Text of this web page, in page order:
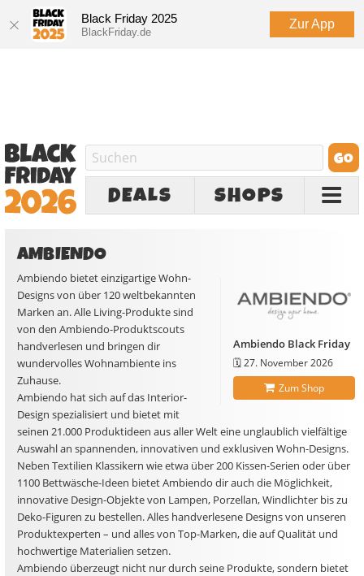
Black Friday 2025
BlackFriday.de
Zur App
DEALS SHOPS
AMBIENDO
Ambiendo Black Friday
🗓️27. November 2026
Zum Shop
Ambiendo bietet einzigartige Wohn-
Designs von über 120 weltbekannten
Marken an. Alle Living-Produkte sind
von den Ambiendo-Produktscouts
handverlesen und bringen dir
wundervolles Wohnambiente ins
Zuhause.
Ambiendo hat sich auf das Interior-
Design spezialisiert und bietet mit
seinen 21.000 Produktideen aus aller Welt eine unglaublich vielfältige
Auswahl an spannenden, innovativen und exklusiven Wohn-Designs.
Neben Textilien Klassikern wie etwa über 200 Kissen-Serien oder über
1100 Bettwäsche-Ideen bietet Ambiendo dir auch die Möglichkeit,
innovative Design-Objekte von Lampen, Porzellan, Windlichter bis zu
Deko-Figuren zu bestellen. Alles handverlesene Designs von unseren
Produktexperten – und alles von Top-Marken, die auf Qualität und
hochwertige Materialien setzen.
Ambiendo überzeugt nicht nur durch seine Produkte, sondern bietet